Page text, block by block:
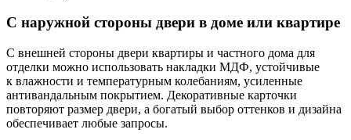
С наружной стороны двери в доме или квартире
С внешней стороны двери квартиры и частного дома для
отделки можно использовать накладки МДФ, устойчивые
к влажности и температурным колебаниям, усиленные
антивандальным покрытием. Декоративные карточки
повторяют размер двери, а богатый выбор оттенков и дизайна
обеспечивает любые запросы.